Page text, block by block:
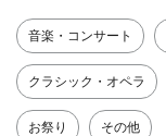
音楽・コンサート
クラシック・オペラ
お祭り その他